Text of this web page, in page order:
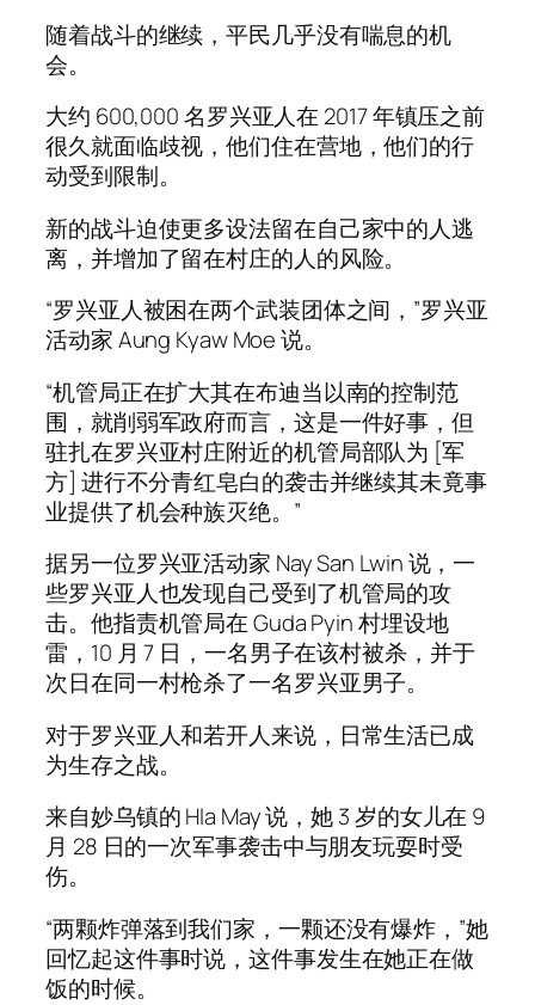
随着战斗的继续，平民几乎没有喘息的机
会。
大约 600,000 名罗兴亚人在 2017 年镇压之前
很久就面临歧视，他们住在营地，他们的行
动受到限制。
新的战斗迫使更多设法留在自己家中的人逃
离，并增加了留在村庄的人的风险。
“罗兴亚人被困在两个武装团体之间，”罗兴亚
活动家 Aung Kyaw Moe 说。
“机管局正在扩大其在布迪当以南的控制范
围，就削弱军政府而言，这是一件好事，但
驻扎在罗兴亚村庄附近的机管局部队为 [军
方] 进行不分青红皂白的袭击并继续其未竟事
业提供了机会种族灭绝。”
据另一位罗兴亚活动家 Nay San Lwin 说，一
些罗兴亚人也发现自己受到了机管局的攻
击。他指责机管局在 Guda Pyin 村埋设地
雷，10 月 7 日，一名男子在该村被杀，并于
次日在同一村枪杀了一名罗兴亚男子。
对于罗兴亚人和若开人来说，日常生活已成
为生存之战。
来自妙乌镇的 Hla May 说，她 3 岁的女儿在 9
月 28 日的一次军事袭击中与朋友玩耍时受
伤。
“两颗炸弹落到我们家，一颗还没有爆炸，”她
回忆起这件事时说，这件事发生在她正在做
饭的时候。